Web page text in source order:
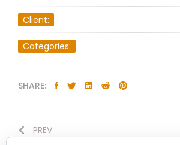
Client:
Categories:
SHARE:
PREV